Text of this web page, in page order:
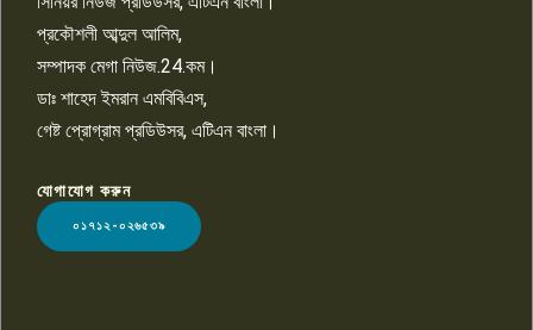
LOGO
প্রকৌশলী আব্দুল আলিম,
সম্পাদক মেগা নিউজ.24.কম।
ডাঃ শাহেদ ইমরান এমবিবিএস,
গেষ্ট প্রোগ্রাম প্রডিউসর, এটিএন বাংলা।
যোগাযোগ করুন
০১৭১২-০২৬৫৩৯